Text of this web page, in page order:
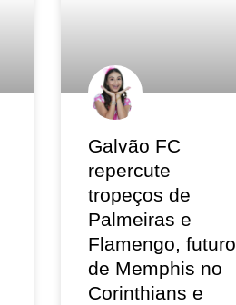
Galvão FC
repercute
tropeços de
Palmeiras e
Flamengo, futuro
de Memphis no
Corinthians e